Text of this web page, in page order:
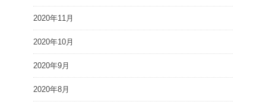
2020年11月
2020年10月
2020年9月
2020年8月